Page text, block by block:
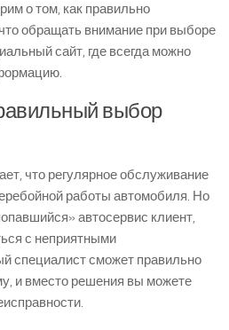
о том, как правильно
обращать внимание при выборе
сайт, где всегда можно
выбор
что регулярное обслуживание
работы автомобиля. Но
автосервис клиент,
с неприятными
специалист сможет правильно
и вместо решения вы можете